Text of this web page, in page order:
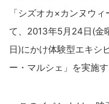
「シズオカ×カンヌウ
て、2013年5月24日(金
日)にかけ体験型エキシ
ー・マルシェ」を実施す
Block Data Bank